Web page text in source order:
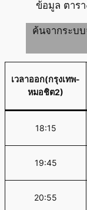
ข้อมูล ตารา
ค้นจากระบ
เวลาออก(กรุงเทพ-
หมอชิต2)
18:15
19:45
20:55